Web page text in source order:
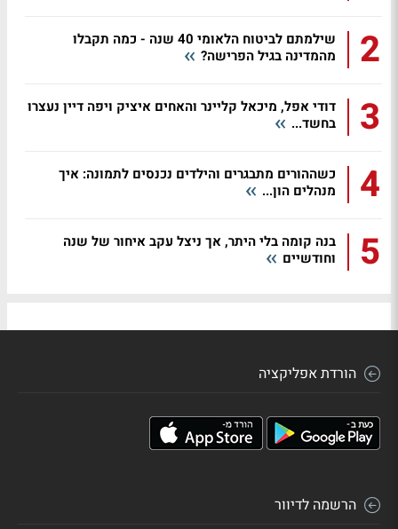
2
שילמתם לביטוח הלאומי 40 שנה - כמה תקבלו
מהמדינה בגיל הפרישה?
3
דודי אפל, מיכאל קליינר והאחים איציק ויפה דיין נעצרו
בחשד...
4
כשההורים מתבגרים והילדים נכנסים לתמונה: איך
מנהלים הון...
5
בנה קומה בלי היתר, אך ניצל עקב איחור של שנה
וחודשיים
הורדת אפליקציה
הרשמה לדיוור